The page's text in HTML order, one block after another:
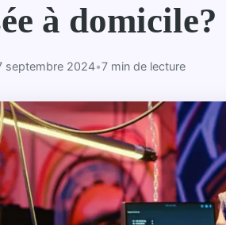
à domicile?
septembre 2024•7 min de lecture